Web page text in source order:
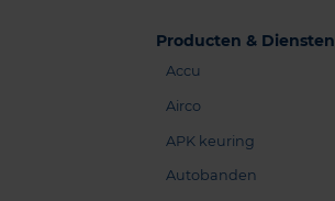
Producten & Diensten
Accu
Airco
APK keuring
Autobanden